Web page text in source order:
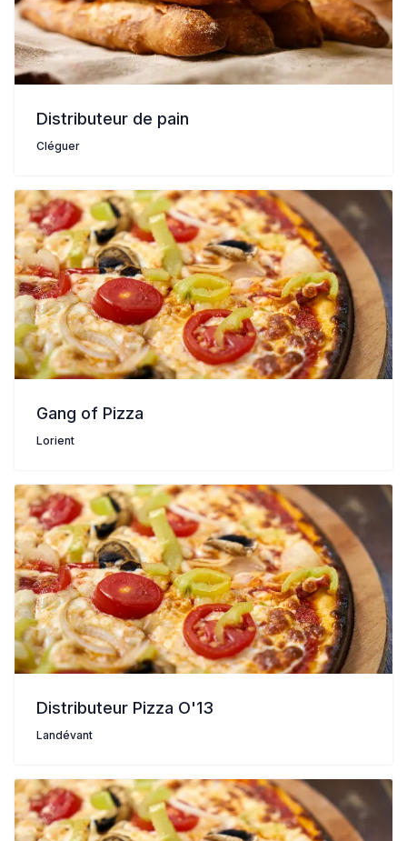
Distributeur de pain
Cléguer
Gang of Pizza
Lorient
Distributeur Pizza O'13
Landévant